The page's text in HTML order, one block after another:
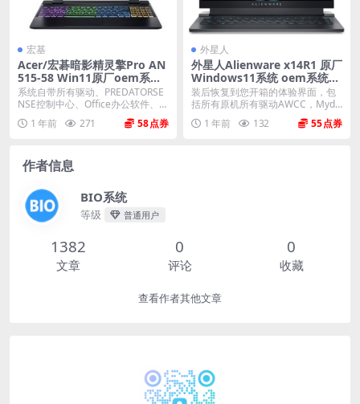
宏基
Acer/宏碁暗影精灵擎Pro AN
515-58 Win11原厂oem系统
工厂模式 恢复出厂系统
系统自带所有驱动、PREDATORSE
NSE控制中心、Office办公软件、出
厂...
1 年前 271 58
外星人
外星人Alienware x14R1 原厂
Windows11系统 oem系统
带F12 SupportAssist OS Re
covery恢复
装后恢复到您开箱的体验界面，包
括所有原机所有驱动AWCC，Myde
ll、offi...
1 年前 132 55
作者信息
BIO系统
等级 普通用户
1382
文章
0
评论
0
收藏
查看作者其他文章